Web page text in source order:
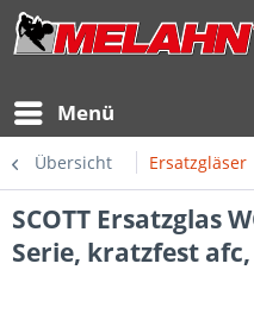
Menü
Übersicht Ersatzgläser
SCOTT Ersatzglas
Serie, kratzfest